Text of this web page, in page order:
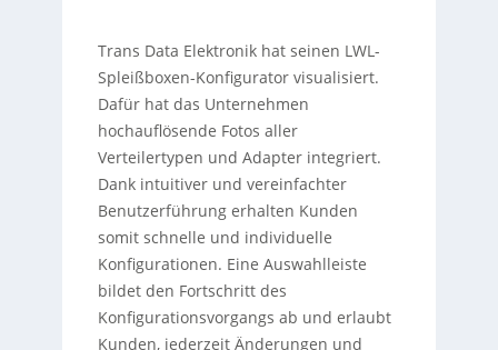
Trans Data Elektronik hat seinen LWL-
Spleißboxen-Konfigurator visualisiert.
Dafür hat das Unternehmen
hochauflösende Fotos aller
Verteilertypen und Adapter integriert.
Dank intuitiver und vereinfachter
Benutzerführung erhalten Kunden
somit schnelle und individuelle
Konfigurationen. Eine Auswahlleiste
bildet den Fortschritt des
Konfigurationsvorgangs ab und erlaubt
Kunden, jederzeit Änderungen und